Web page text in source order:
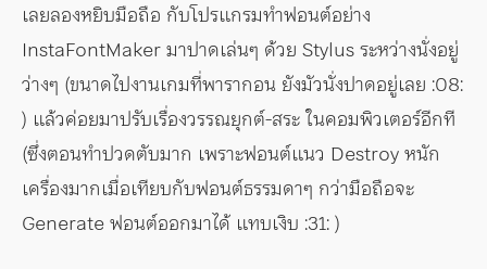
เลยลองหยิบมือถือ กับโปรแกรมทำฟอนต์อย่าง
InstaFontMaker มาปาดเล่นๆ ด้วย Stylus ระหว่างนั่งอยู่
ว่างๆ (ขนาดไปงานเกมที่พารากอน ยังมัวนั่งปาดอยู่เลย :08:
) แล้วค่อยมาปรับเรื่องวรรณยุกต์-สระ ในคอมพิวเตอร์อีกที
(ซึ่งตอนทำปวดตับมาก เพราะฟอนต์แนว Destroy หนัก
เครื่องมากเมื่อเทียบกับฟอนต์ธรรมดาๆ กว่ามือถือจะ
Generate ฟอนต์ออกมาได้ แทบเงิบ :31: )